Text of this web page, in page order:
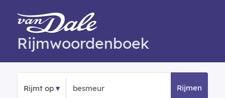
Rijmwoordenboek
Rijmt op Rijmen